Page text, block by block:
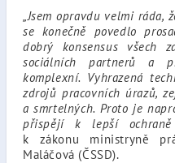
„Jsem opravdu velmi ráda,
se konečně povedlo
dobrý konsensus všech
sociálních partnerů a
komplexní. Vyhrazená
zdrojů pracovních úrazů,
a smrtelných. Proto je
přispějí k lepší ochraně
k zákonu ministryně
Maláčová (ČSSD).